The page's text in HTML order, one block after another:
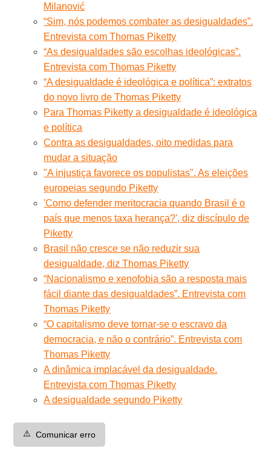
Milanović
“Sim, nós podemos combater as desigualdades”.
Entrevista com Thomas Piketty
“As desigualdades são escolhas ideológicas”.
Entrevista com Thomas Piketty
“A desigualdade é ideológica e política”: extratos
do novo livro de Thomas Piketty
Para Thomas Piketty a desigualdade é ideológica
e política
Contra as desigualdades, oito medidas para
mudar a situação
"A injustiça favorece os populistas". As eleições
europeias segundo Piketty
'Como defender meritocracia quando Brasil é o
país que menos taxa herança?', diz discípulo de
Piketty
Brasil não cresce se não reduzir sua
desigualdade, diz Thomas Piketty
“Nacionalismo e xenofobia são a resposta mais
fácil diante das desigualdades”. Entrevista com
Thomas Piketty
“O capitalismo deve tornar-se o escravo da
democracia, e não o contrário”. Entrevista com
Thomas Piketty
A dinâmica implacável da desigualdade.
Entrevista com Thomas Piketty
A desigualdade segundo Piketty
⚠️ Comunicar erro